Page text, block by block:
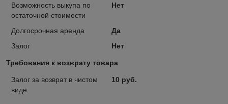
Возможность выкупа по
остаточной стоимости
Нет
Долгосрочная аренда
Да
Залог
Нет
Требования к возврату товара
Залог за возврат в чистом
виде
10 руб.